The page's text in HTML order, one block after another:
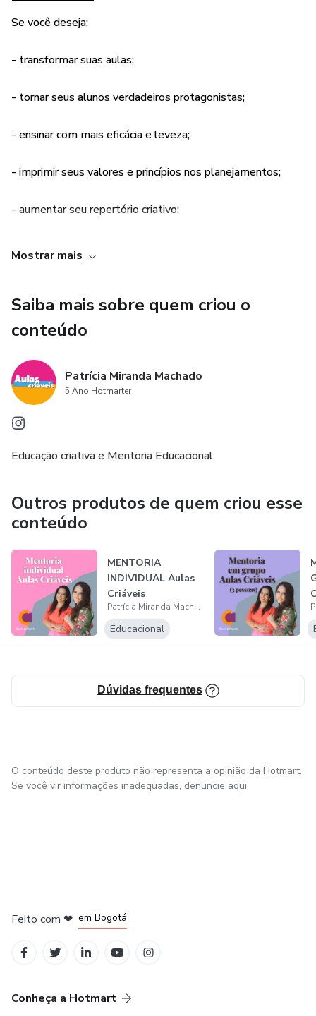
acompanhar de perto e nos concentrar no aprimoramento
profissional ainda melhor e dar um novo rumo a sua carreira!
duas pessoas.
Se você deseja:
- transformar suas aulas;
- tornar seus alunos verdadeiros protagonistas;
- ensinar com mais eficácia e leveza;
- imprimir seus valores e princípios nos planejamentos;
- aumentar seu repertório criativo;
A Mentoria do Aulas criáveis é a oportunidade perfeita de
direcionamento personalizados.
Mostrar mais
Saiba mais sobre quem criou o
conteúdo
Patrícia Miranda Machado
5 Ano Hotmarter
Educação criativa e Mentoria Educacional
Outros produtos de quem criou esse
conteúdo
MENTORIA
INDIVIDUAL Aulas
Criáveis
Patrícia Miranda Machado
Educacional
Dúvidas frequentes
O conteúdo deste produto não representa a opinião da Hotmart.
Se você vir informações inadequadas, denuncie aqui
Feito com ❤ em Bogotá
Conheça a Hotmart